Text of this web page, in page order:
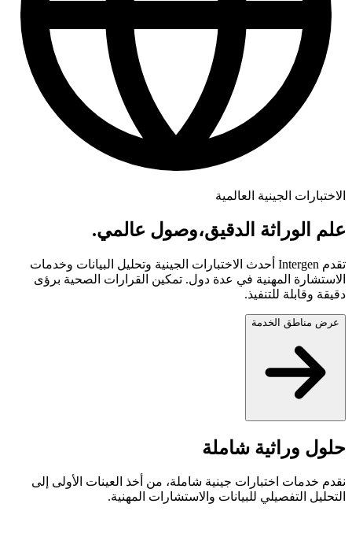
الاختبارات الجينية العالمية
علم الوراثة الدقيق،وصول عالمي.
تقدم Intergen أحدث الاختبارات الجينية وتحليل البيانات وخدمات
الاستشارة المهنية في عدة دول. تمكين القرارات الصحية برؤى
دقيقة وقابلة للتنفيذ.
عرض مناطق الخدمة
حلول وراثية شاملة
نقدم خدمات اختبارات جينية شاملة، من أخذ العينات الأولى إلى
التحليل التفصيلي للبيانات والاستشارات المهنية.